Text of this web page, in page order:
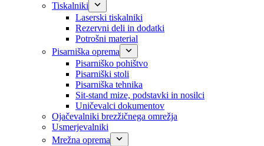
Tiskalniki
Laserski tiskalniki
Rezervni deli in dodatki
Potrošni material
Pisarniška oprema
Pisarniško pohištvo
Pisarniški stoli
Pisarniška tehnika
Sit-stand mize, podstavki in nosilci
Uničevalci dokumentov
Ojačevalniki brezžičnega omrežja
Usmerjevalniki
Mrežna oprema